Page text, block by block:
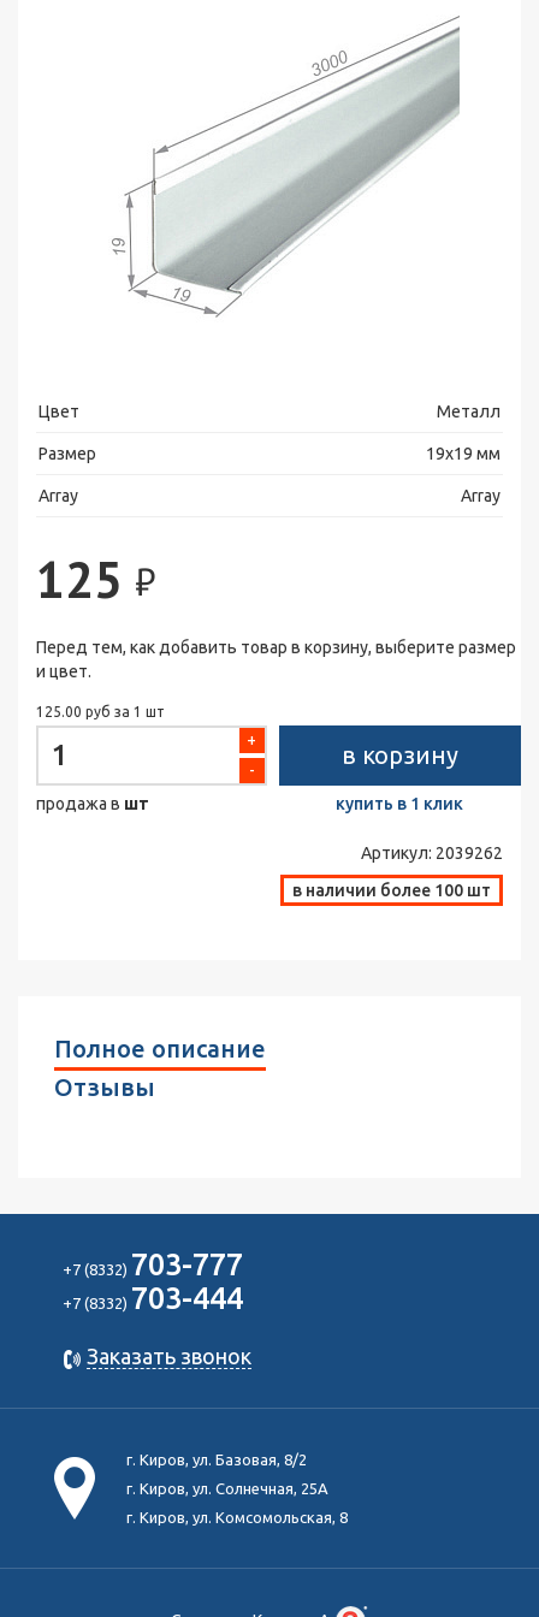
Цвет Металл
Размер 19х19 мм
Array Array
125 ₽
Перед тем, как добавить товар в корзину, выберите размер
и цвет.
125.00 руб за 1 шт
-
+
продажа в шт
в корзину
купить в 1 клик
Артикул: 2039262
в наличии более 100 шт
Полное описание
Отзывы
+7 (8332) 703-777
+7 (8332) 703-444
Заказать звонок
г. Киров, ул. Базовая, 8/2
г. Киров, ул. Солнечная, 25А
г. Киров, ул. Комсомольская, 8